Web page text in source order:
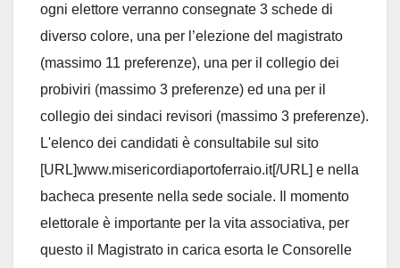
ogni elettore verranno consegnate 3 schede di
diverso colore, una per l’elezione del magistrato
(massimo 11 preferenze), una per il collegio dei
probiviri (massimo 3 preferenze) ed una per il
collegio dei sindaci revisori (massimo 3 preferenze).
L'elenco dei candidati è consultabile sul sito
[URL]www.misericordiaportoferraio.it[/URL] e nella
bacheca presente nella sede sociale. Il momento
elettorale è importante per la vita associativa, per
questo il Magistrato in carica esorta le Consorelle